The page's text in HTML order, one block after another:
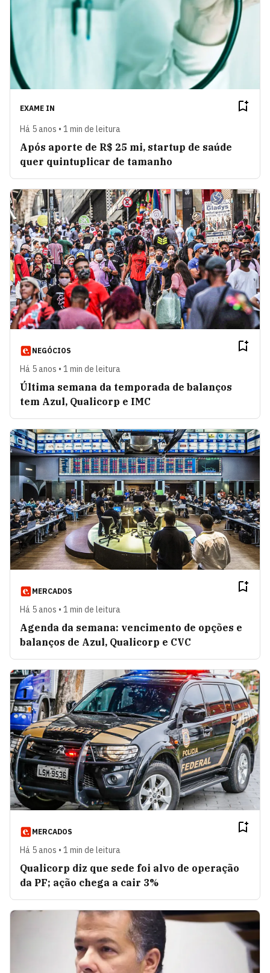
EXAME IN
Há 5 anos • 1 min de leitura
Após aporte de R$ 25 mi, startup de saúde
quer quintuplicar de tamanho
NEGÓCIOS
Há 5 anos • 1 min de leitura
Última semana da temporada de balanços
tem Azul, Qualicorp e IMC
MERCADOS
Há 5 anos • 1 min de leitura
Agenda da semana: vencimento de opções e
balanços de Azul, Qualicorp e CVC
MERCADOS
Há 5 anos • 1 min de leitura
Qualicorp diz que sede foi alvo de operação
da PF; ação chega a cair 3%